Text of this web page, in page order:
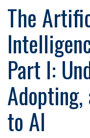
The
Part I:
to AI